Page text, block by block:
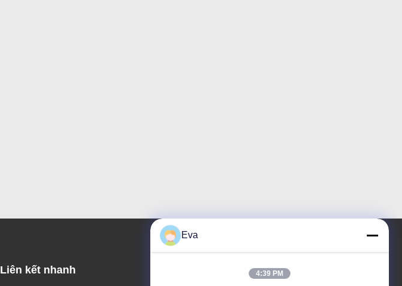
Liên kết nhanh
Eva
4:39 PM